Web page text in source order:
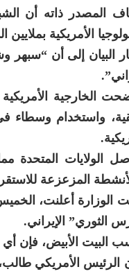
المصدر ذاته أن
الأمريكية
البيان إلى أن “سبهر
الخارجية
واستخدام وسطاء
الولايات المتحدة
المزعزعة
الثوري” الإيراني.
البيت الأبيض، فإن أي
الرئيس الأمريكي